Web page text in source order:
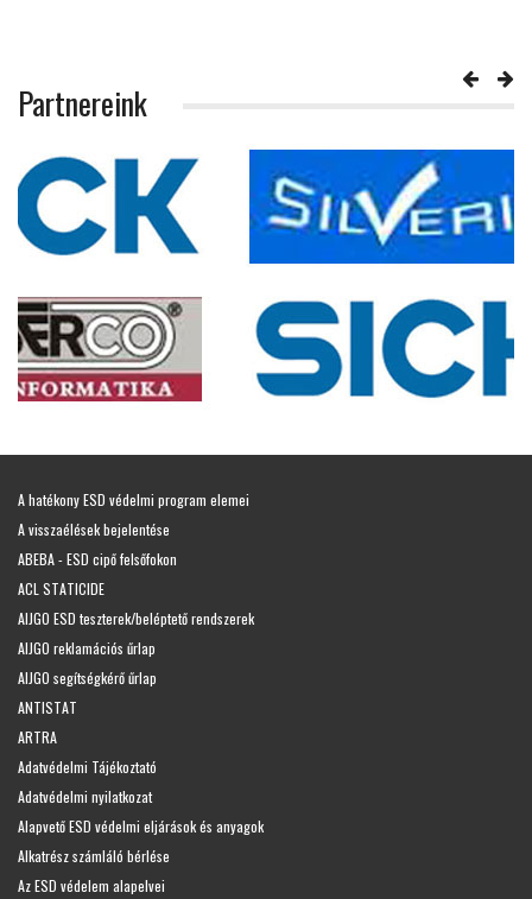
Partnereink
A hatékony ESD védelmi program elemei
A visszaélések bejelentése
ABEBA - ESD cipő felsőfokon
ACL STATICIDE
AIJGO ESD teszterek/beléptető rendszerek
AIJGO reklamációs űrlap
AIJGO segítségkérő űrlap
ANTISTAT
ARTRA
Adatvédelmi Tájékoztató
Adatvédelmi nyilatkozat
Alapvető ESD védelmi eljárások és anyagok
Alkatrész számláló bérlése
Az ESD védelem alapelvei